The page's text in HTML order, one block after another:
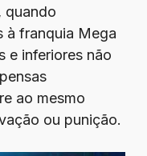
quando
à franquia Mega
e inferiores não
ao mesmo
ou punição.